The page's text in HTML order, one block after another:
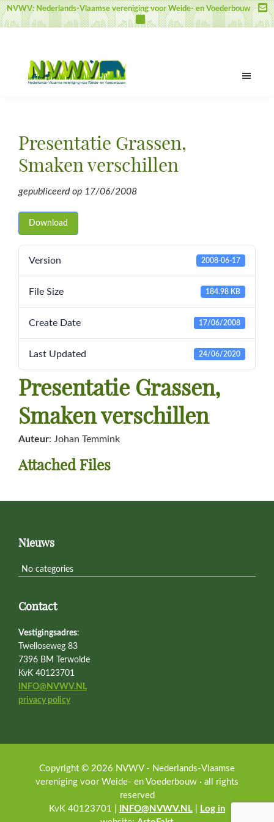
Skip
to
Skip
to
Skip
to
NVWV: Nederlands-Vlaamse vereniging voor Weide- en Voederbouw
voor
Weide-
en
Voederbouw
Presentatie Grassen,
Smaken verschillen
gepubliceerd op 17/06/2008
Download
Version 2008-06-17
File Size 184.98 KB
Create Date 17/06/2008
Last Updated 24/06/2020
Presentatie Grassen,
Smaken verschillen
Auteur: Johan Temmink
Attached Files
FooterNieuws
No categories
Contact
Vestigingsadres:
Twelloseweg 83
7396 BM Terwolde
KvK 40123701
INFO@NVWV.NL
privacy policy
Copyright © 2026 NVWV - Nederlands-Vlaamse
vereniging voor Weide- en Voederbouw · all rights
reserved
KvK 40123701 |
INFO@NVWV.NL
Log in